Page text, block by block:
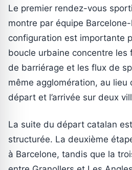
Le premier rendez-vous
montre par équipe
configuration est importante
boucle urbaine concentre les
de barriérage et les flux de
même agglomération, au lieu
départ et l’arrivée sur deux
La suite du départ catalan
structurée. La deuxième
à Barcelone, tandis que la